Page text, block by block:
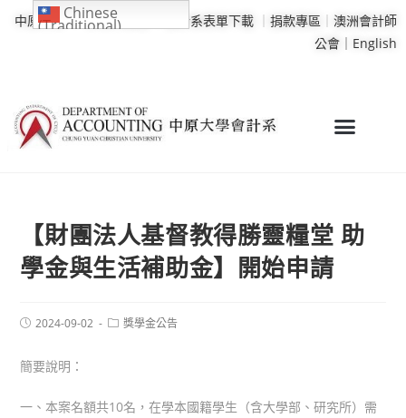
中原大學｜學校行事曆 會計系表單下載 ｜ 捐款專區 ｜ 澳洲會計師
公會｜ English
【財團法人基督教得勝靈糧堂 助
學金與生活補助金】開始申請
2024-09-02 獎學金公告
簡要說明：
一、本案名額共10名，在學本國籍學生（含大學部、研究所）需
Chinese
(Traditional)